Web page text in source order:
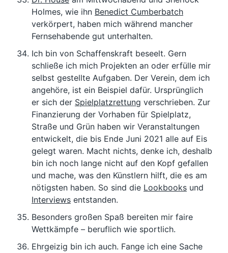
Holmes, wie ihn Benedict Cumberbatch
verkörpert, haben mich während mancher
Fernsehabende gut unterhalten.
Ich bin von Schaffenskraft beseelt. Gern
schließe ich mich Projekten an oder erfülle mir
selbst gestellte Aufgaben. Der Verein, dem ich
angehöre, ist ein Beispiel dafür. Ursprünglich
er sich der Spielplatzrettung verschrieben. Zur
Finanzierung der Vorhaben für Spielplatz,
Straße und Grün haben wir Veranstaltungen
entwickelt, die bis Ende Juni 2021 alle auf Eis
gelegt waren. Macht nichts, denke ich, deshalb
bin ich noch lange nicht auf den Kopf gefallen
und mache, was den Künstlern hilft, die es am
nötigsten haben. So sind die Lookbooks und
Interviews entstanden.
Besonders großen Spaß bereiten mir faire
Wettkämpfe – beruflich wie sportlich.
Ehrgeizig bin ich auch. Fange ich eine Sache